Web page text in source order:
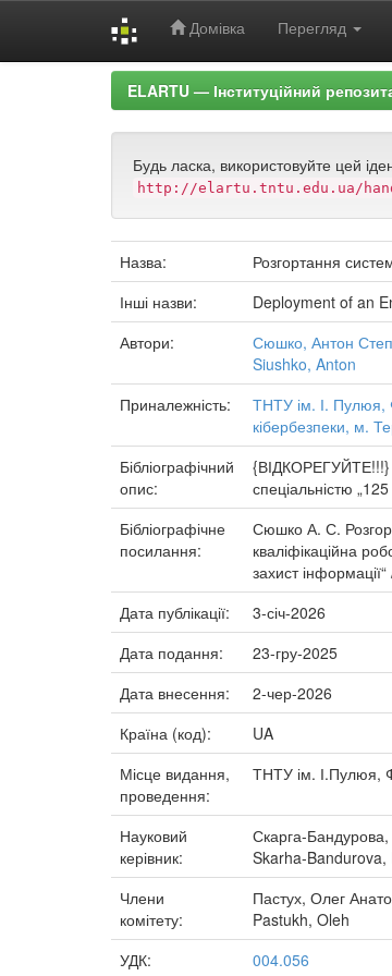
Домівка Перегляд
ELARTU — Інституційний
Будь ласка, використовуйте цей
http://elartu.tntu.edu.ua/
Назва:
Розгортання
Інші назви:
Deployment of an
Автори:
Сюшко, Антон
Siushko, Anton
Приналежність:
ТНТУ ім. І. Пулюя,
кібербезпеки, м.
Бібліографічний
опис:
{ВІДКОРЕГУЙТЕ!!!}
спеціальністю
Бібліографічне
посилання:
Сюшко А. С.
кваліфікаційна
захист
Дата публікації:
3-січ-2026
Дата подання:
23-гру-2025
Дата внесення:
2-чер-2026
Країна (код):
UA
Місце видання,
проведення:
ТНТУ ім. І.Пулюя,
Науковий
керівник:
Скарга-Бандурова,
Skarha-Bandurova,
Члени
комітету:
Пастух, Олег
Pastukh, Oleh
УДК:
004.056